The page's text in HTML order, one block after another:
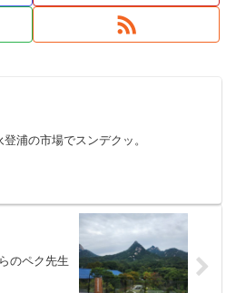
登浦の市場でスンデクッ。
のペク先生